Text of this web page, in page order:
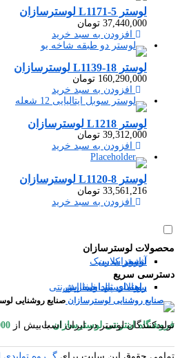
لوستر L1171-5 لوسترسازان
37,440,000 تومان
افزودن به سبد خرید
لوستر L1139-18 لوسترسازان
160,290,000 تومان
افزودن به سبد خرید
لوستر L1218 لوسترسازان
39,312,000 تومان
افزودن به سبد خرید
لوستر L1120-8 لوسترسازان
33,561,216 تومان
افزودن به سبد خرید
محصولات لوسترسازان
لوستر کلاسیک
لوستر مدرن
آباژور
شمعدان
دسترسی سریع
راهنمای ثبت سفارش
رویه ارسال سفارش
راهنمای پرداخت اینترنتی
سوالات متداول
صنایع روشنایی
فروشگاه اینترنتی لوسترسازانبا بیش ازمدل لوستر کلاسیک و مدرن ، آباژور ایستاده و رومیزی ، شمعدان ، میوه خوری ایستاده و رومیزی ، کنارسالنی ایستاده ، دیوارکوب ، گردسوز و محصولات چوبی یکی از بزرگترین تولیدکنندگان لوستر در ایران است.